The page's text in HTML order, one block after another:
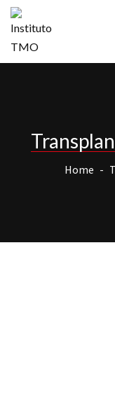
Home